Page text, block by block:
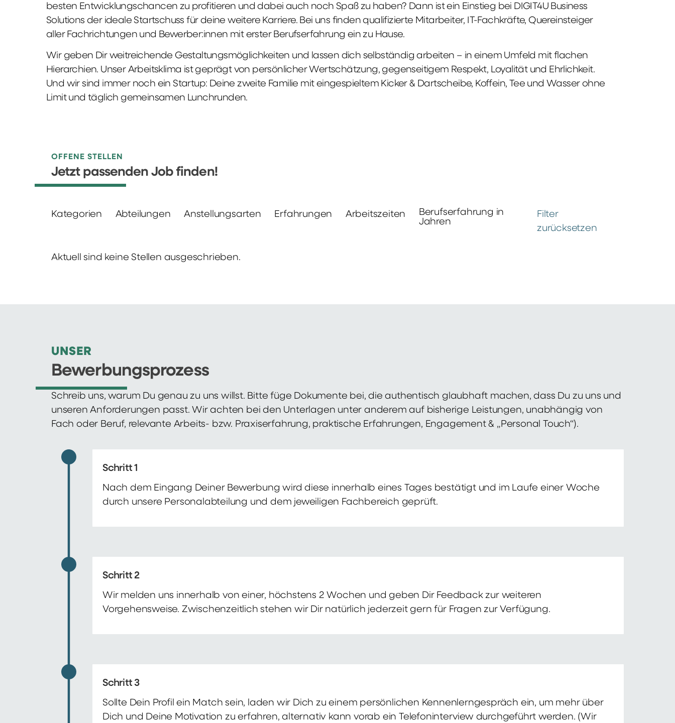
besten Entwicklungschancen zu profitieren und dabei auch noch Spaß zu haben? Dann ist ein Einstieg bei DIGIT4U Business
Solutions der ideale Startschuss für deine weitere Karriere. Bei uns finden qualifizierte Mitarbeiter, IT-Fachkräfte, Quereinsteiger
aller Fachrichtungen und Bewerber:innen mit erster Berufserfahrung ein zu Hause.
Wir geben Dir weitreichende Gestaltungsmöglichkeiten und lassen dich selbständig arbeiten – in einem Umfeld mit flachen
Hierarchien. Unser Arbeitsklima ist geprägt von persönlicher Wertschätzung, gegenseitigem Respekt, Loyalität und Ehrlichkeit.
Und wir sind immer noch ein Startup: Deine zweite Familie mit eingespieltem Kicker & Dartscheibe, Koffein, Tee und Wasser ohne
Limit und täglich gemeinsamen Lunchrunden.
OFFENE STELLEN
Jetzt passenden Job finden!
Kategorien Abteilungen Anstellungsarten Erfahrungen Arbeitszeiten
Berufserfahrung in
Jahren
Filter
zurücksetzen
Aktuell sind keine Stellen ausgeschrieben.
UNSER
Bewerbungsprozess
Schreib uns, warum Du genau zu uns willst. Bitte füge Dokumente bei, die authentisch glaubhaft machen, dass Du zu uns und
unseren Anforderungen passt. Wir achten bei den Unterlagen unter anderem auf bisherige Leistungen, unabhängig von
Fach oder Beruf, relevante Arbeits- bzw. Praxiserfahrung, praktische Erfahrungen, Engagement & „Personal Touch“).
Schritt 1
Nach dem Eingang Deiner Bewerbung wird diese innerhalb eines Tages bestätigt und im Laufe einer Woche
durch unsere Personalabteilung und dem jeweiligen Fachbereich geprüft.
Schritt 2
Wir melden uns innerhalb von einer, höchstens 2 Wochen und geben Dir Feedback zur weiteren
Vorgehensweise. Zwischenzeitlich stehen wir Dir natürlich jederzeit gern für Fragen zur Verfügung.
Schritt 3
Sollte Dein Profil ein Match sein, laden wir Dich zu einem persönlichen Kennenlerngespräch ein, um mehr über
Dich und Deine Motivation zu erfahren, alternativ kann vorab ein Telefoninterview durchgeführt werden. (Wir